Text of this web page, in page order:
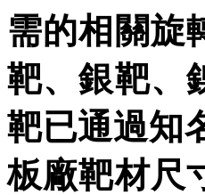
需的相關旋
靶、銀靶、
靶已通過知
板廠靶材尺